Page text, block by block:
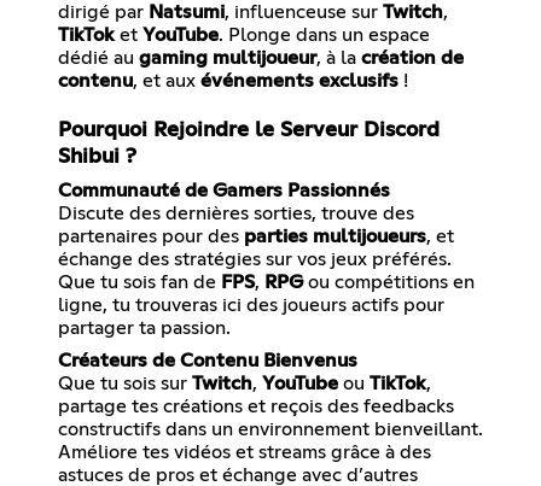
dirigé par Natsumi, influenceuse sur Twitch,
TikToket YouTube. Plonge dans un espace
dédié au gaming multijoueur, à la création de
contenu, et aux événements exclusifs !
Pourquoi Rejoindre le Serveur Discord
Shibui ?
Communauté de Gamers Passionnés
Discute des dernières sorties, trouve des
partenaires pour des parties multijoueurs, et
échange des stratégies sur vos jeux préférés.
Que tu sois fan de FPS, RPGou compétitions en
ligne, tu trouveras ici des joueurs actifs pour
partager ta passion.
Créateurs de Contenu Bienvenus
Que tu sois sur Twitch, YouTube ou TikTok,
partage tes créations et reçois des feedbacks
constructifs dans un environnement bienveillant.
Améliore tes vidéos et streams grâce à des
astuces de pros et échange avec d’autres